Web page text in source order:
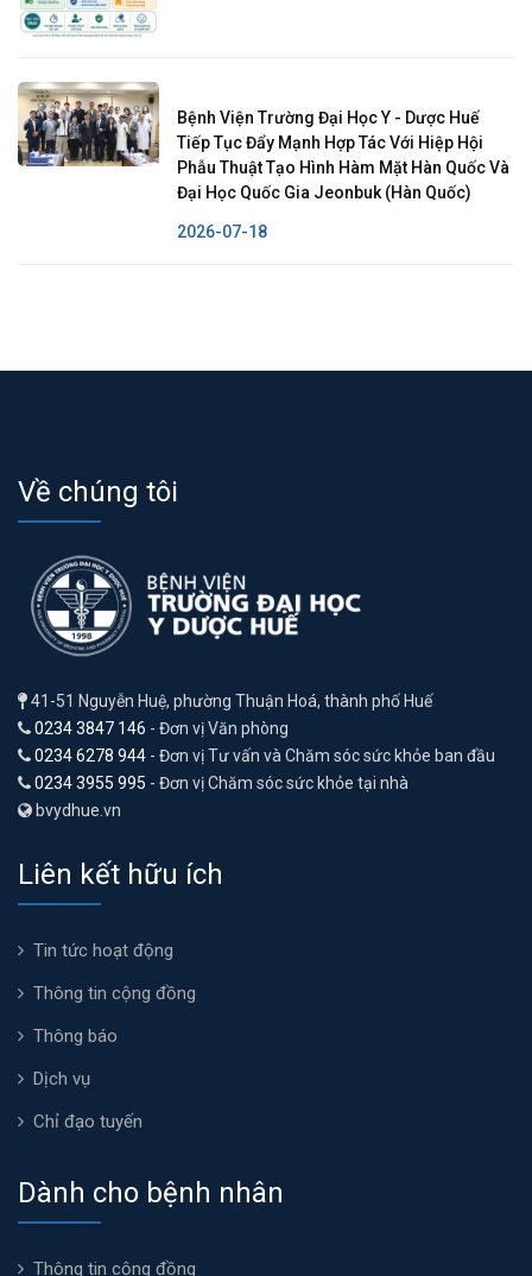
Bệnh Viện Trường Đại Học Y - Dược Huế
Tiếp Tục Đẩy Mạnh Hợp Tác Với Hiệp Hội
Phẫu Thuật Tạo Hình Hàm Mặt Hàn Quốc Và
Đại Học Quốc Gia Jeonbuk (Hàn Quốc)
2026-07-18
Về chúng tôi
41-51 Nguyễn Huệ, phường Thuận Hoá, thành phố Huế
0234 3847 146 - Đơn vị Văn phòng
0234 6278 944 - Đơn vị Tư vấn và Chăm sóc sức khỏe ban đầu
0234 3955 995 - Đơn vị Chăm sóc sức khỏe tại nhà
bvydhue.vn
Liên kết hữu ích
Tin tức hoạt động
Thông tin cộng đồng
Thông báo
Dịch vụ
Chỉ đạo tuyến
Dành cho bệnh nhân
Thông tin cộng đồng